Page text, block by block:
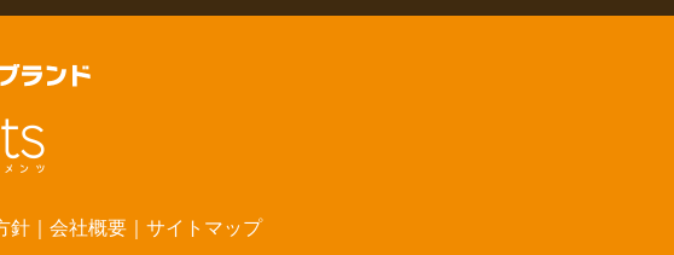
針｜ 会社概要｜ サイトマップ